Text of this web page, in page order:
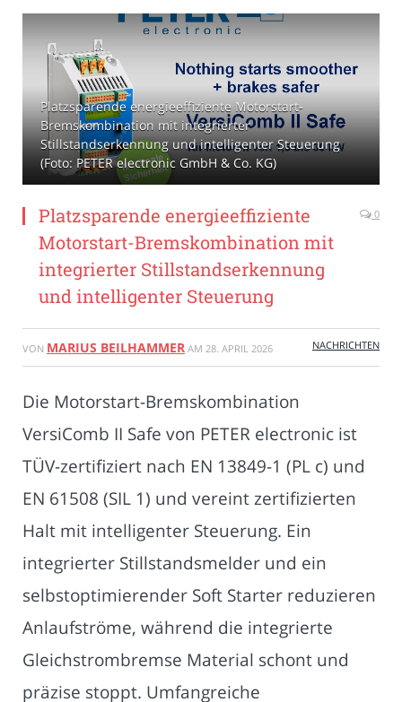
Platzsparende energieeffiziente Motorstart-
Bremskombination mit integrierter
Stillstandserkennung und intelligenter Steuerung
(Foto: PETER electronic GmbH & Co. KG)
Platzsparende energieeffiziente
Motorstart-Bremskombination mit
integrierter Stillstandserkennung
und intelligenter Steuerung
0
VON MARIUS BEILHAMMER AM 28. APRIL 2026 NACHRICHTEN
Die Motorstart-Bremskombination
VersiComb II Safe von PETER electronic ist
TÜV-zertifiziert nach EN 13849-1 (PL c) und
EN 61508 (SIL 1) und vereint zertifizierten
Halt mit intelligenter Steuerung. Ein
integrierter Stillstandsmelder und ein
selbstoptimierender Soft Starter reduzieren
Anlaufströme, während die integrierte
Gleichstrombremse Material schont und
präzise stoppt. Umfangreiche